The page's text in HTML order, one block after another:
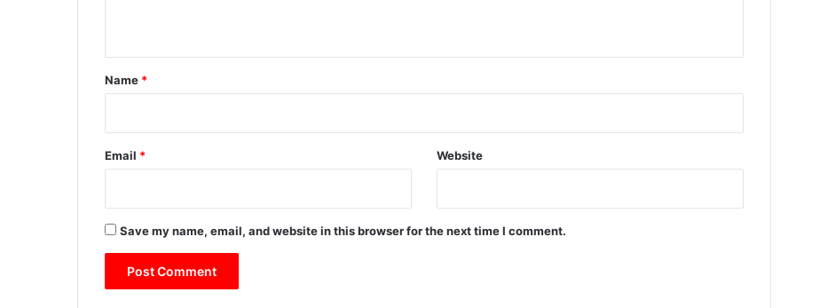
के
*
Name *
Email * Website
Save my name, email, and website in this browser for the next time I comment.